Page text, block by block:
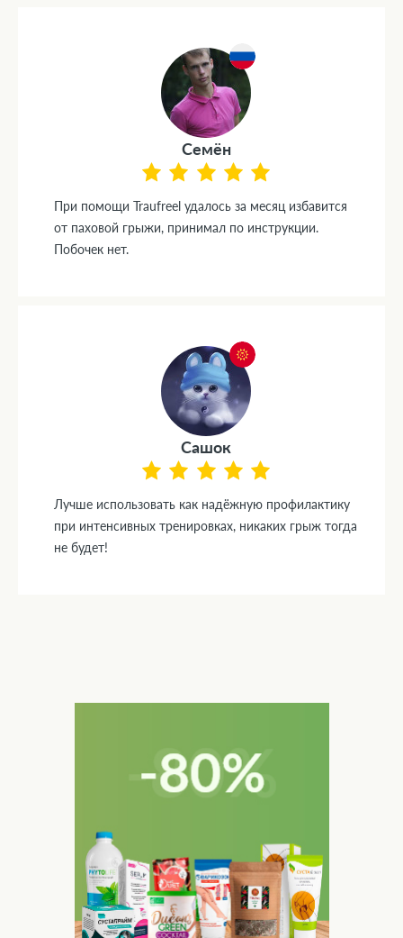
Семён
При помощи Traufreel удалось за месяц избавится
от паховой грыжи, принимал по инструкции.
Побочек нет.
Сашок
Лучше использовать как надёжную профилактику
при интенсивных тренировках, никаких грыж тогда
не будет!